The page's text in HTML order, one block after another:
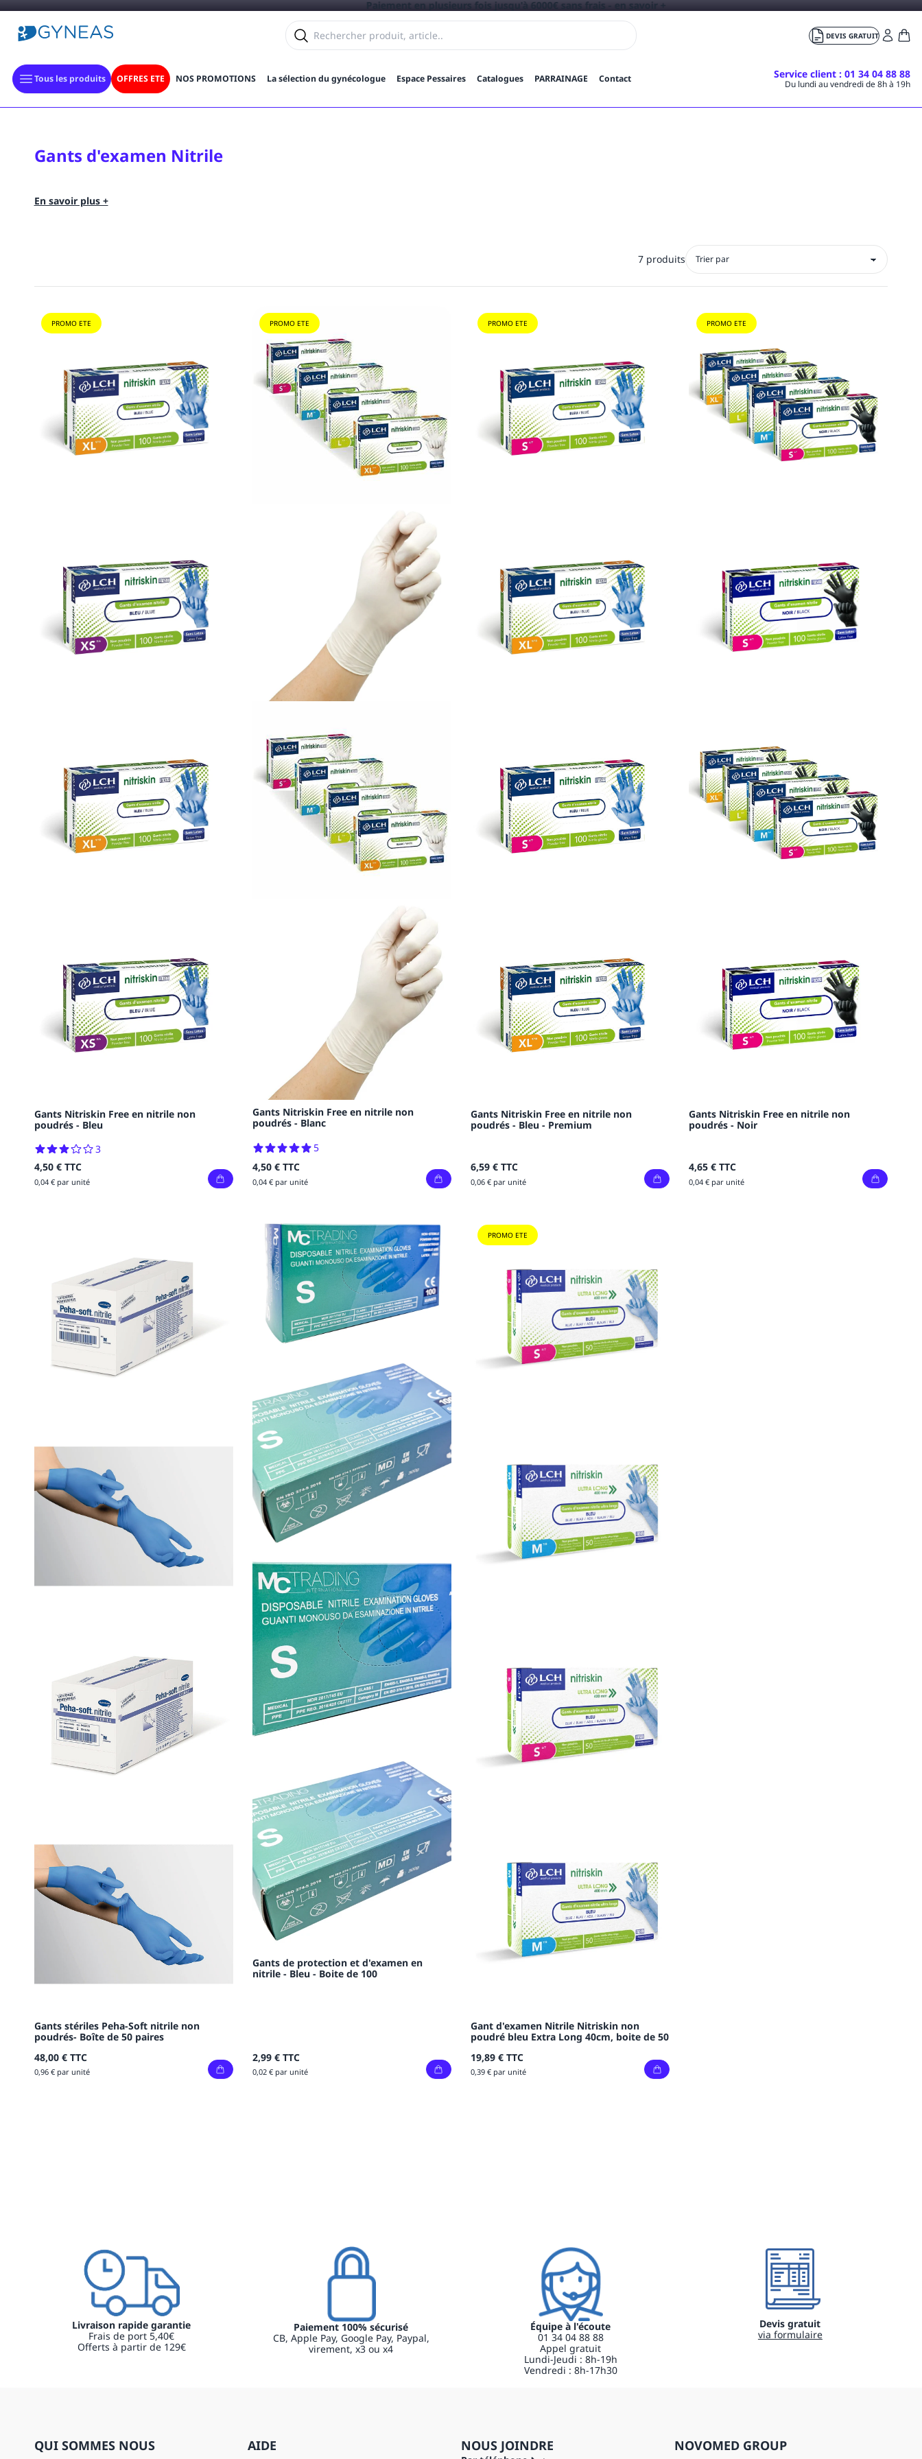
Paiement en plusieurs fois jusqu'à 6000€ sans frais - en savoir +
DEVIS GRATUIT
Tous les produits OFFRES ETE NOS PROMOTIONS La sélection du gynécologue Espace Pessaires Catalogues PARRAINAGE Contact Service client: 01 34 04 88 88
Du lundi au vendredi de 8h à 19h
Gants d'examen Nitrile
En savoir plus +
7 produits
PROMO ETE
Gants Nitriskin Free en nitrile non
poudrés - Bleu
3
4,50 € TTC
0,04 € par unité
PROMO ETE
Gants Nitriskin Free en nitrile non
poudrés - Blanc
5
4,50 € TTC
0,04 € par unité
PROMO ETE
Gants Nitriskin Free en nitrile non
poudrés - Bleu - Premium
6,59 € TTC
0,06 € par unité
PROMO ETE
Gants Nitriskin Free en nitrile non
poudrés - Noir
4,65 €TTC
0,04 € par unité
Gants stériles Peha-Soft nitrile non
poudrés- Boîte de 50 paires
48,00 € TTC
0,96 € par unité
Gants de protection et d'examen en
nitrile - Bleu - Boite de 100
2,99 € TTC
0,02 € par unité
PROMO ETE
Gant d'examen Nitrile Nitriskin non
poudré bleu Extra Long 40cm, boite de 50
19,89 € TTC
0,39 € par unité
Livraison rapide garantie
Frais de port 5,40€
Offerts à partir de 129€
Paiement 100% sécurisé
CB, Apple Pay, Google Pay, Paypal,
virement, x3 ou x4
Équipe à l'écoute
01 34 04 88 88
Appel gratuit
Lundi-Jeudi : 8h-19h
Vendredi : 8h-17h30
Devis gratuit
via formulaire
QUI SOMMES NOUS AIDE NOUS JOINDRE NOVOMED GROUP